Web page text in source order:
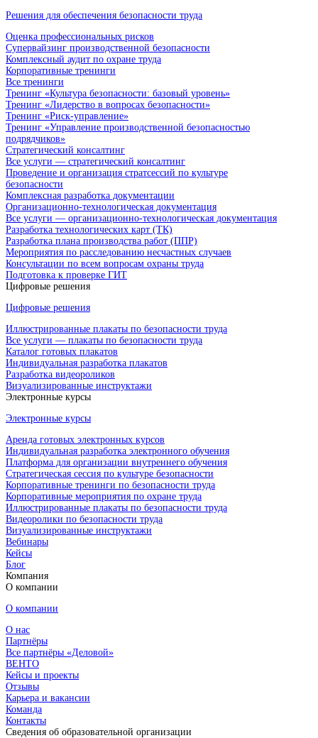
Решения для обеспечения безопасности труда
Оценка профессиональных рисков
Супервайзинг производственной безопасности
Комплексный аудит по охране труда
Корпоративные тренинги
Все тренинги
Тренинг «Культура безопасности: базовый уровень»
Тренинг «Лидерство в вопросах безопасности»
Тренинг «Риск-управление»
Тренинг «Управление производственной безопасностью
подрядчиков»
Стратегический консалтинг
Все услуги — стратегический консалтинг
Проведение и организация стратсессий по культуре
безопасности
Комплексная разработка документации
Организационно-технологическая документация
Все услуги — организационно-технологическая документация
Разработка технологических карт (ТК)
Разработка плана производства работ (ППР)
Мероприятия по расследованию несчастных случаев
Консультации по всем вопросам охраны труда
Подготовка к проверке ГИТ
Цифровые решения
Цифровые решения
Иллюстрированные плакаты по безопасности труда
Все услуги — плакаты по безопасности труда
Каталог готовых плакатов
Индивидуальная разработка плакатов
Разработка видеороликов
Визуализированные инструктажи
Электронные курсы
Электронные курсы
Аренда готовых электронных курсов
Индивидуальная разработка электронного обучения
Платформа для организации внутреннего обучения
Стратегическая сессия по культуре безопасности
Корпоративные тренинги по безопасности труда
Корпоративные мероприятия по охране труда
Иллюстрированные плакаты по безопасности труда
Видеоролики по безопасности труда
Визуализированные инструктажи
Вебинары
Кейсы
Блог
Компания
О компании
О компании
О нас
Партнёры
Все партнёры «Деловой»
ВЕНТО
Кейсы и проекты
Отзывы
Карьера и вакансии
Команда
Контакты
Сведения об образовательной организации